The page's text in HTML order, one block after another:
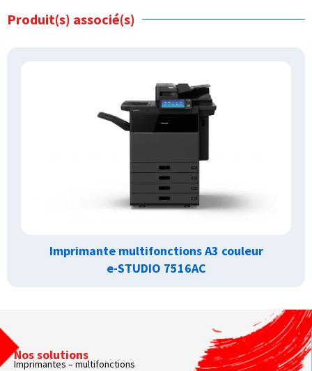
Produit(s) associé(s)
Imprimante multifonctions A3 couleur
e-STUDIO 7516AC
Nos solutions
Imprimantes – multifonctions